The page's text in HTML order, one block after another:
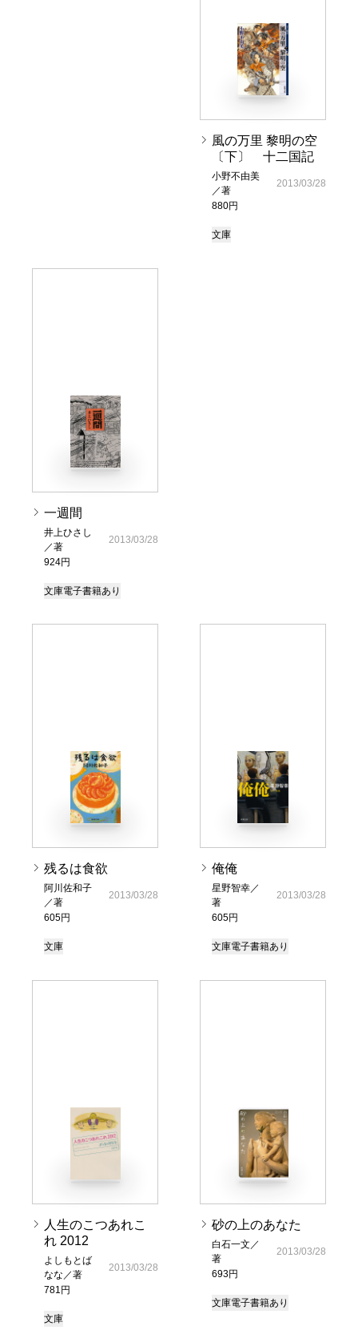
風の万里 黎明の空
〔下〕 十二国記
小野不由美
／著
880円
2013/03/28
文庫
一週間
井上ひさし
／著
924円
2013/03/28
文庫電子書籍あり
残るは食欲
阿川佐和子
／著
605円
2013/03/28
文庫
俺俺
星野智幸／
著
605円
2013/03/28
文庫電子書籍あり
人生のこつあれこ
れ 2012
よしもとば
なな／著
781円
2013/03/28
文庫
砂の上のあなた
白石一文／
著
693円
2013/03/28
文庫電子書籍あり